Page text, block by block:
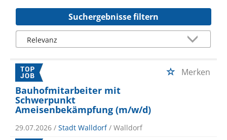
Suchergebnisse filtern
Bauhofmitarbeiter mit
Schwerpunkt
Ameisenbekämpfung (m/w/d)
Merken
29.07.2026 / Stadt Walldorf / Walldorf